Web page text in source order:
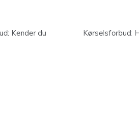
Kender du
Kørselsforbud: